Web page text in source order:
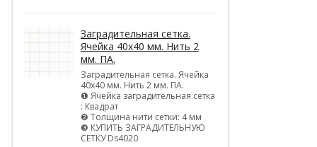
Заградительная сетка.
Ячейка 40х40 мм. Нить 2
мм. ПА.
Заградительная сетка. Ячейка
40х40 мм. Нить 2 мм. ПА.
❶ Ячейка заградительная сетка
: Квадрат
❷ Толщина нити сетки: 4 мм
❸ КУПИТЬ ЗАГРАДИТЕЛЬНУЮ
СЕТКУ Ds4020